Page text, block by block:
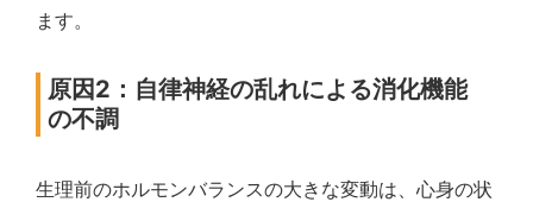
ます。
原因2：自律神経の乱れによる消化機能
の不調
生理前のホルモンバランスの大きな変動は、心身の状